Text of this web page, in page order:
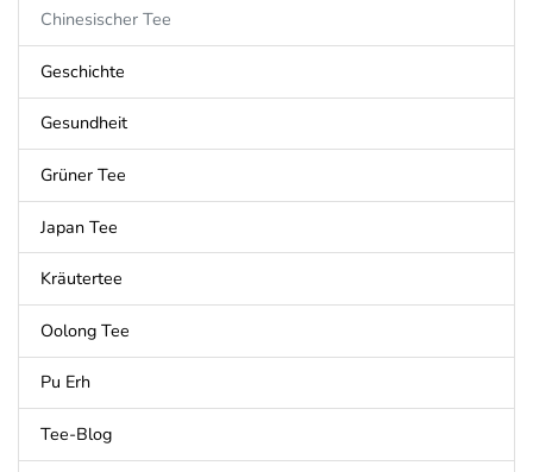
Chinesischer Tee
Geschichte
Gesundheit
Grüner Tee
Japan Tee
Kräutertee
Oolong Tee
Pu Erh
Tee-Blog